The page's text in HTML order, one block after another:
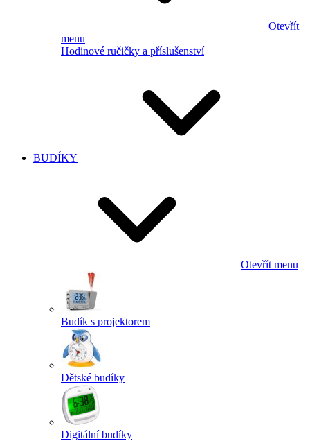
Otevřít
menu
Hodinové ručičky a příslušenství
BUDÍKY
Otevřít menu
Budík s projektorem
Dětské budíky
Digitální budíky